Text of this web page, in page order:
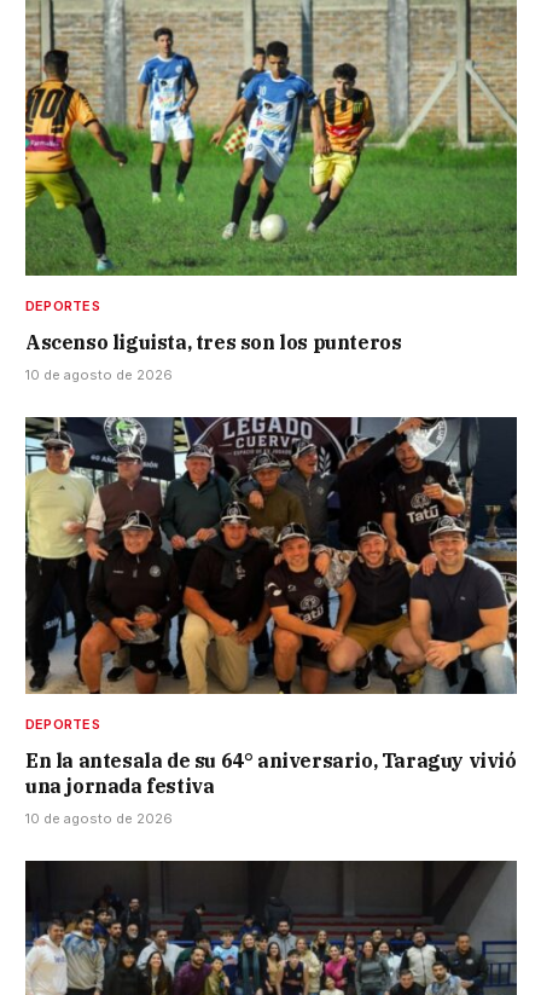
DEPORTES
Ascenso liguista, tres son los punteros
10 de agosto de 2026
DEPORTES
En la antesala de su 64° aniversario, Taraguy vivió
una jornada festiva
10 de agosto de 2026